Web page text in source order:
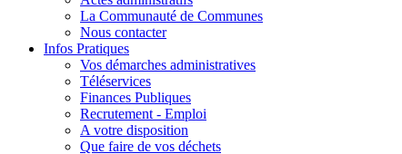
La Communauté de Communes
Nous contacter
Infos Pratiques
Vos démarches administratives
Téléservices
Finances Publiques
Recrutement - Emploi
A votre disposition
Que faire de vos déchets